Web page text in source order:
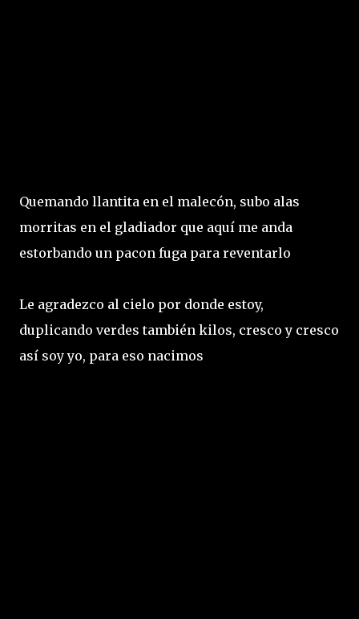
Quemando llantita en el malecón, subo alas
morritas en el gladiador que aquí me anda
estorbando un pacon fuga para reventarlo
Le agradezco al cielo por donde estoy,
duplicando verdes también kilos, cresco y cresco
así soy yo, para eso nacimos